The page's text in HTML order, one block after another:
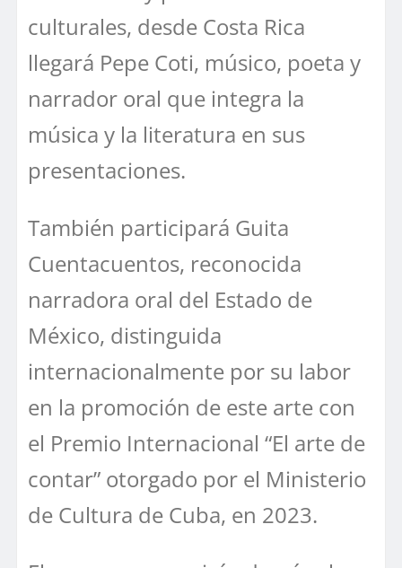
culturales, desde Costa Rica
llegará Pepe Coti, músico, poeta y
narrador oral que integra la
música y la literatura en sus
presentaciones.
También participará Guita
Cuentacuentos, reconocida
narradora oral del Estado de
México, distinguida
internacionalmente por su labor
en la promoción de este arte con
el Premio Internacional “El arte de
contar” otorgado por el Ministerio
de Cultura de Cuba, en 2023.